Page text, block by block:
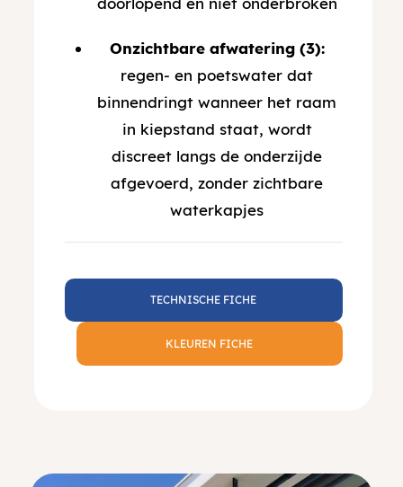
Onzichtbare afwatering (3):
regen- en poetswater dat
binnendringt wanneer het raam
in kiepstand staat, wordt
discreet langs de onderzijde
afgevoerd, zonder zichtbare
waterkapjes
TECHNISCHE FICHE
KLEUREN FICHE